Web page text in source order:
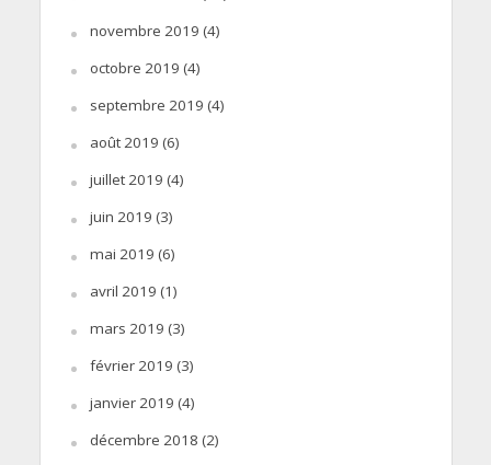
novembre 2019 (4)
octobre 2019 (4)
septembre 2019 (4)
août 2019 (6)
juillet 2019 (4)
juin 2019 (3)
mai 2019 (6)
avril 2019 (1)
mars 2019 (3)
février 2019 (3)
janvier 2019 (4)
décembre 2018 (2)